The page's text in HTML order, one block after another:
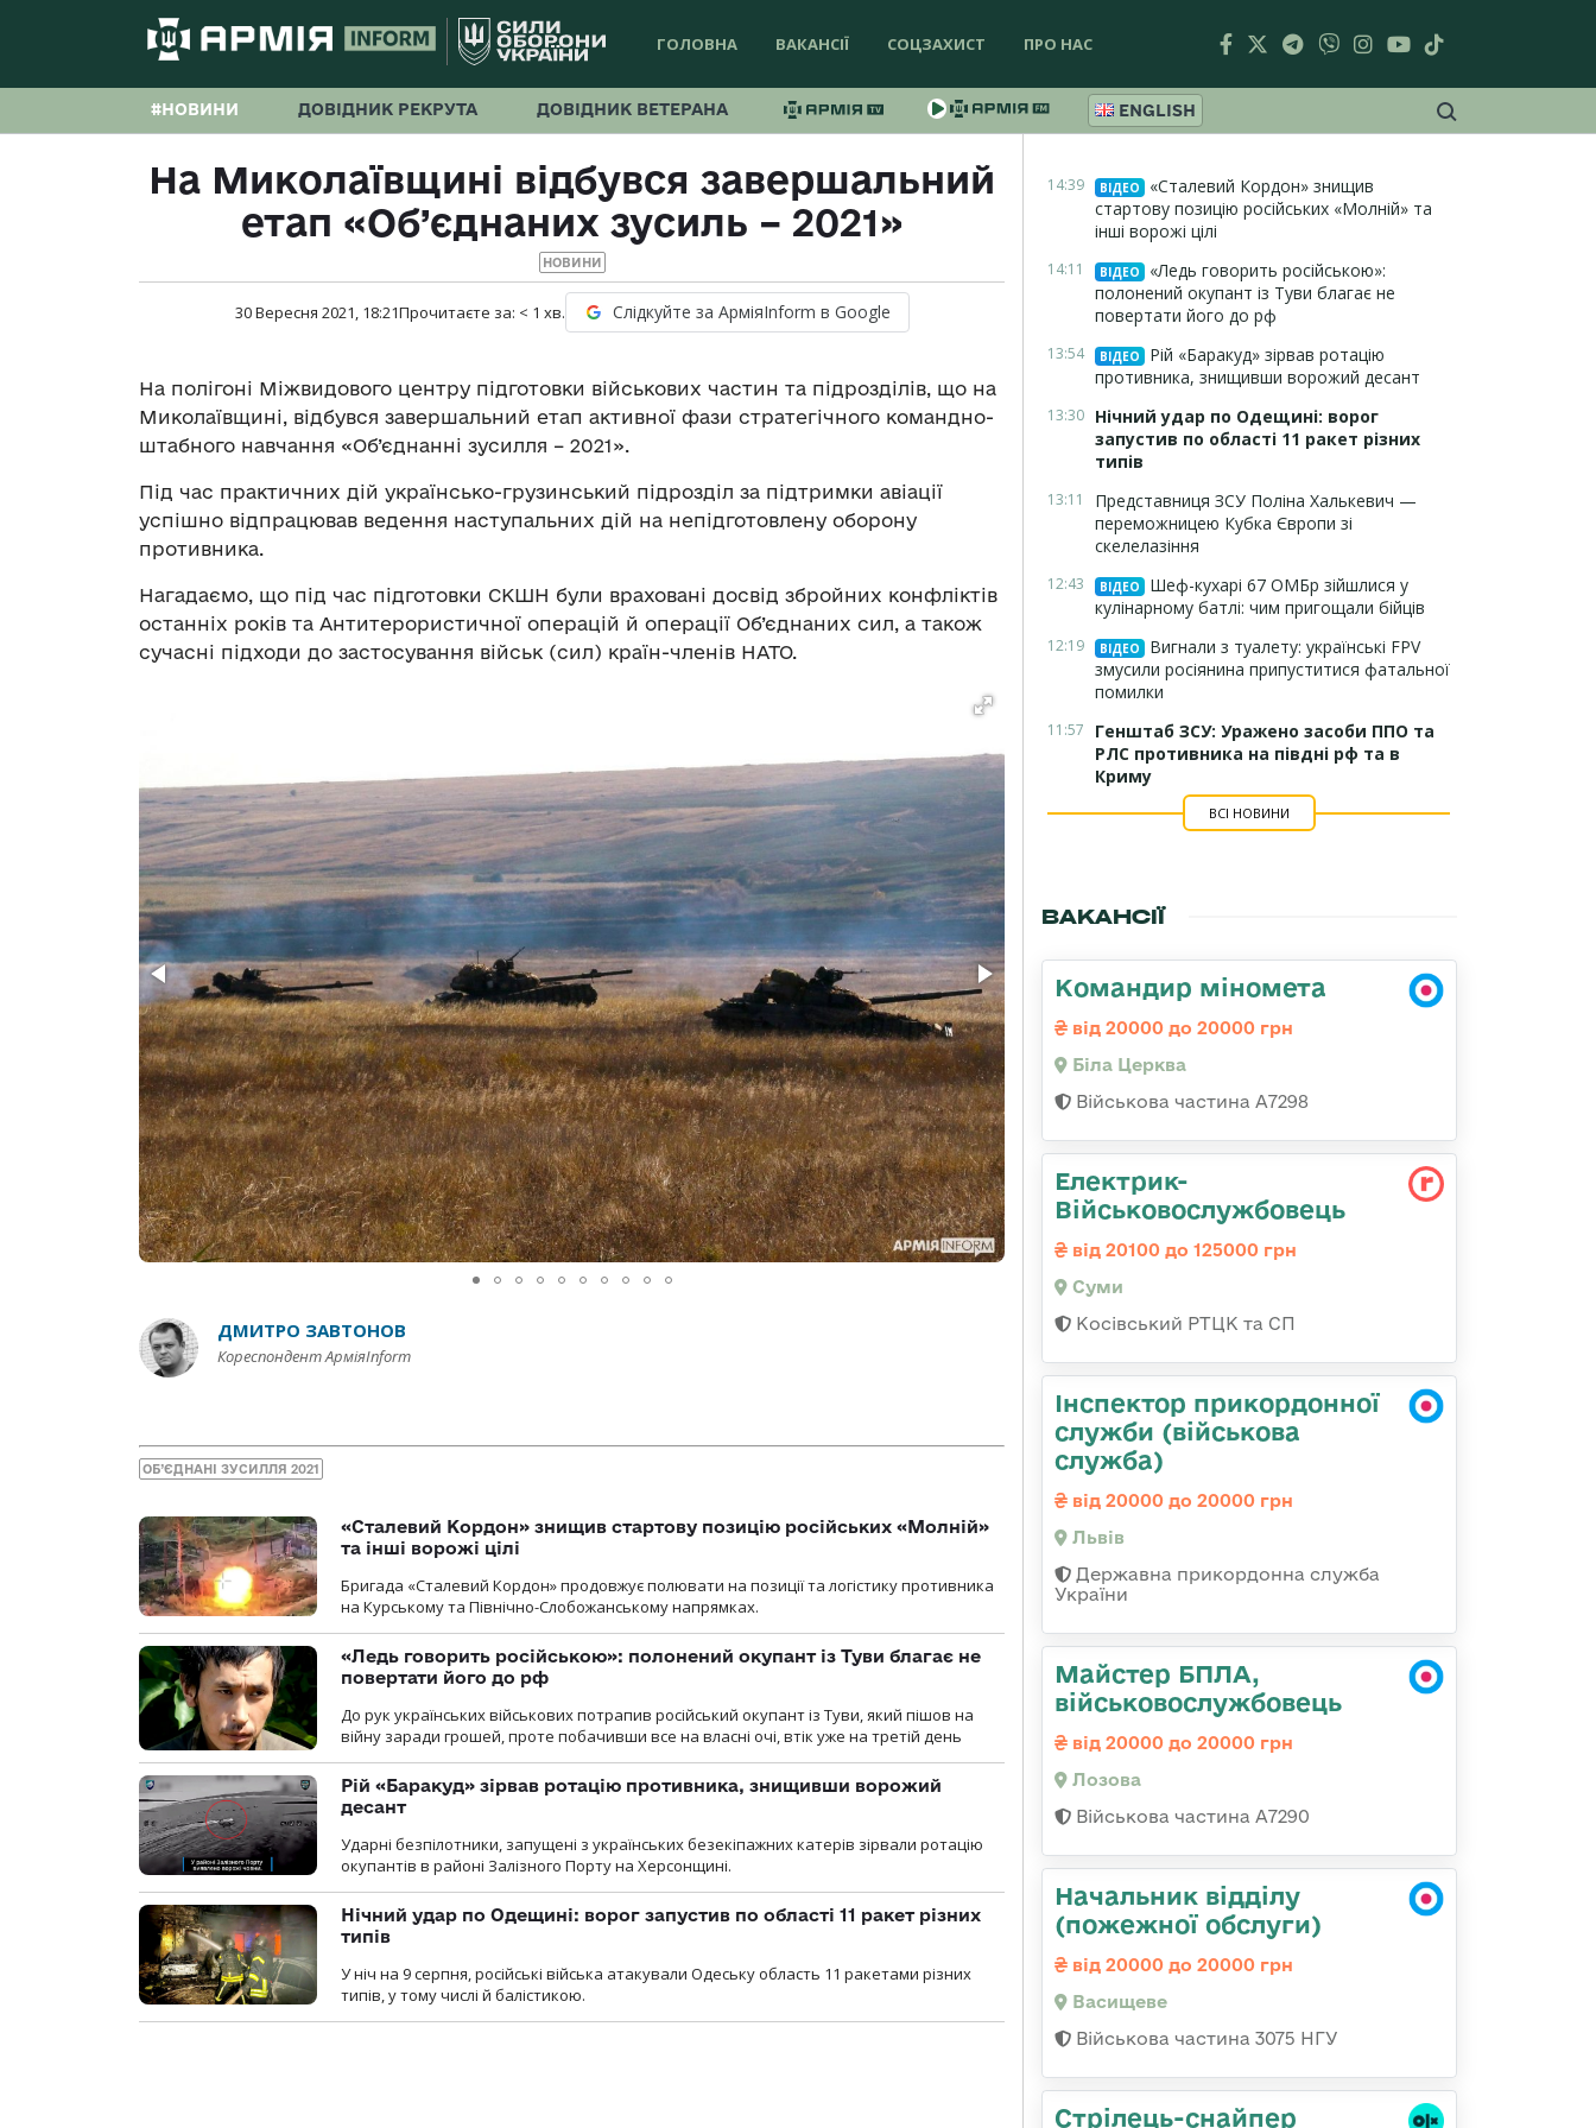
ГОЛОВНА ВАКАНСІЇ СОЦЗАХИСТ ПРО НАС
#НОВИНИ ДОВІДНИК РЕКРУТА ДОВІДНИК ВЕТЕРАНА ENGLISH
На Миколаївщині відбувся завершальний
етап «Об’єднаних зусиль – 2021»
НОВИНИ
30 Вересня 2021, 18:21Прочитаєте за: < 1 хв. Слідкуйте за АрміяInform в Google
На полігоні Міжвидового центру підготовки військових частин та підрозділів, що на
Миколаївщині, відбувся завершальний етап активної фази стратегічного командно-
штабного навчання «Об’єднанні зусилля – 2021».
Під час практичних дій українсько-грузинський підрозділ за підтримки авіації
успішно відпрацював ведення наступальних дій на непідготовлену оборону
противника.
Нагадаємо, що під час підготовки СКШН були враховані досвід збройних конфліктів
останніх років та Антитерористичної операцій й операції Об’єднаних сил, а також
сучасні підходи до застосування військ (сил) країн-членів НАТО.
ДМИТРО ЗАВТОНОВ
Кореспондент АрміяInform
ОБ’ЄДНАНІ ЗУСИЛЛЯ 2021
«Сталевий Кордон» знищив стартову позицію російських «Молній»
та інші ворожі цілі
Бригада «Сталевий Кордон» продовжує полювати на позиції та логістику противника
на Курському та Північно-Слобожанському напрямках.
«Ледь говорить російською»: полонений окупант із Туви благає не
повертати його до рф
До рук українських військових потрапив російський окупант із Туви, який пішов на
війну заради грошей, проте побачивши все на власні очі, втік уже на третій день
Рій «Баракуд» зірвав ротацію противника, знищивши ворожий
десант
Ударні безпілотники, запущені з українських безекіпажних катерів зірвали ротацію
окупантів в районі Залізного Порту на Херсонщині.
Нічний удар по Одещині: ворог запустив по області 11 ракет різних
типів
У ніч на 9 серпня, російські війська атакували Одеську область 11 ракетами різних
типів, у тому числі й балістикою.
14:39 ВІДЕО
«Сталевий Кордон» знищив
стартову позицію російських «Молній» та
інші ворожі цілі
14:11 ВІДЕО
«Ледь говорить російською»:
полонений окупант із Туви благає не
повертати його до рф
13:54 ВІДЕО
Рій «Баракуд» зірвав ротацію
противника, знищивши ворожий десант
13:30 Нічний удар по Одещині: ворог
запустив по області 11 ракет різних
типів
13:11
Представниця ЗСУ Поліна Халькевич —
переможницею Кубка Європи зі
скелелазіння
12:43 ВІДЕО
Шеф-кухарі 67 ОМБр зійшлися у
кулінарному батлі: чим пригощали бійців
12:19 ВІДЕО
Вигнали з туалету: українські FPV
змусили росіянина припуститися фатальної
помилки
11:57
Генштаб ЗСУ: Уражено засоби ППО та
РЛС противника на півдні рф та в
Криму
ВСІ НОВИНИ
ВАКАНСІЇ
Командир міномета
від 20000 до 20000 грн
Біла Церква
Військова частина А7298
Електрик-
Військовослужбовець
від 20100 до 125000 грн
Суми
Косівський РТЦК та СП
Інспектор прикордонної
служби (військова
служба)
від 20000 до 20000 грн
Львів
Державна прикордонна служба
України
Майстер БПЛА,
військовослужбовець
від 20000 до 20000 грн
Лозова
Військова частина А7290
Начальник відділу
(пожежної обслуги)
від 20000 до 20000 грн
Васищеве
Військова частина 3075 НГУ
Стрілець-снайпер